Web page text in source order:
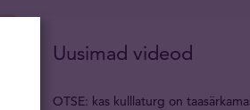
Uusimad videod
OTSE: kas kulllaturg on